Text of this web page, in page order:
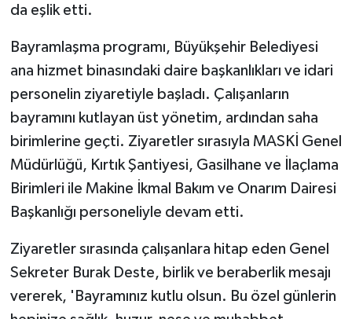
da eşlik etti.
Bayramlaşma programı, Büyükşehir Belediyesi
ana hizmet binasındaki daire başkanlıkları ve idari
personelin ziyaretiyle başladı. Çalışanların
bayramını kutlayan üst yönetim, ardından saha
birimlerine geçti. Ziyaretler sırasıyla MASKİ Genel
Müdürlüğü, Kırtık Şantiyesi, Gasilhane ve İlaçlama
Birimleri ile Makine İkmal Bakım ve Onarım Dairesi
Başkanlığı personeliyle devam etti.
Ziyaretler sırasında çalışanlara hitap eden Genel
Sekreter Burak Deste, birlik ve beraberlik mesajı
vererek, 'Bayramınız kutlu olsun. Bu özel günlerin